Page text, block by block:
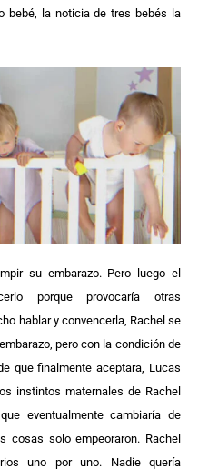
bebé, la noticia de tres bebés la
su embarazo. Pero luego el
porque provocaría otras
hablar y convencerla, Rachel se
pero con la condición de
que finalmente aceptara, Lucas
instintos maternales de Rachel
eventualmente cambiaría de
cosas solo empeoraron. Rachel
uno por uno. Nadie quería